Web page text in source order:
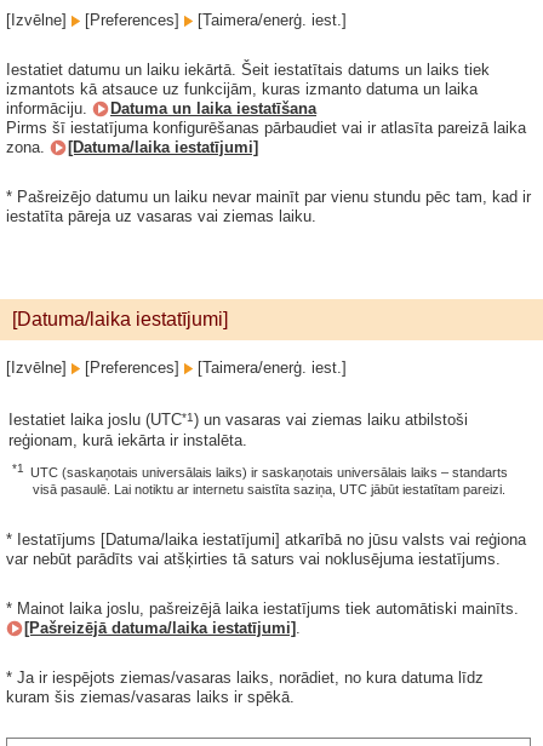
[Izvēlne] [Preferences] [Taimera/enerģ. iest.]
Iestatiet datumu un laiku iekārtā. Šeit iestatītais datums un laiks tiek
izmantots kā atsauce uz funkcijām, kuras izmanto datuma un laika
informāciju.
Datuma un laika iestatīšana
Pirms šī iestatījuma konfigurēšanas pārbaudiet vai ir atlasīta pareizā laika
zona.
[Datuma/laika iestatījumi]
* Pašreizējo datumu un laiku nevar mainīt par vienu stundu pēc tam, kad ir
iestatīta pāreja uz vasaras vai ziemas laiku.
[Datuma/laika iestatījumi]
[Izvēlne] [Preferences] [Taimera/enerģ. iest.]
Iestatiet laika joslu (UTC*1) un vasaras vai ziemas laiku atbilstoši
reģionam, kurā iekārta ir instalēta.
*1
UTC (saskaņotais universālais laiks) ir saskaņotais universālais laiks – standarts
visā pasaulē. Lai notiktu ar internetu saistīta saziņa, UTC jābūt iestatītam pareizi.
* Iestatījums [Datuma/laika iestatījumi] atkarībā no jūsu valsts vai reģiona
var nebūt parādīts vai atšķirties tā saturs vai noklusējuma iestatījums.
* Mainot laika joslu, pašreizējā laika iestatījums tiek automātiski mainīts.
[Pašreizējā datuma/laika iestatījumi] .
* Ja ir iespējots ziemas/vasaras laiks, norādiet, no kura datuma līdz
kuram šis ziemas/vasaras laiks ir spēkā.